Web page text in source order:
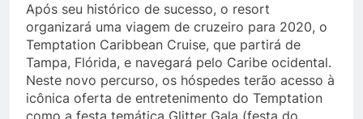
Após seu histórico de sucesso, o resort
organizará uma viagem de cruzeiro para 2020, o
Temptation Caribbean Cruise, que partirá de
Tampa, Flórida, e navegará pelo Caribe ocidental.
Neste novo percurso, os hóspedes terão acesso à
icônica oferta de entretenimento do Temptation